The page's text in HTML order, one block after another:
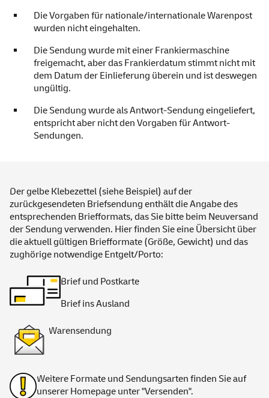
Die Vorgaben für nationale/internationale Warenpost
wurden nicht eingehalten.
Die Sendung wurde mit einer Frankiermaschine
freigemacht, aber das Frankierdatum stimmt nicht mit
dem Datum der Einlieferung überein und ist deswegen
ungültig.
Die Sendung wurde als Antwort-Sendung eingeliefert,
entspricht aber nicht den Vorgaben für Antwort-
Sendungen.
Der gelbe Klebezettel (siehe Beispiel) auf der
zurückgesendeten Briefsendung enthält die Angabe des
entsprechenden Briefformats, das Sie bitte beim Neuversand
der Sendung verwenden. Hier finden Sie eine Übersicht über
die aktuell gültigen Briefformate (Größe, Gewicht) und das
zughörige notwendige Entgelt/Porto:
Brief und Postkarte
Brief ins Ausland
Warensendung
Weitere Formate und Sendungsarten finden Sie auf
unserer Homepage unter "Versenden".